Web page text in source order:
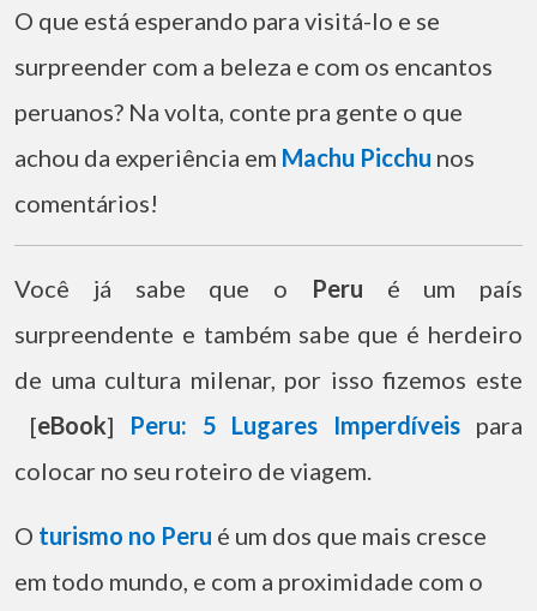
O que está esperando para visitá-lo e se
surpreender com a beleza e com os encantos
peruanos? Na volta, conte pra gente o que
achou da experiência em Machu Picchu nos
comentários!
Você já sabe que o Peru é um país
surpreendente e também sabe que é herdeiro
de uma cultura milenar, por isso fizemos este
[eBook] Peru: 5 Lugares Imperdíveis para
colocar no seu roteiro de viagem.
O turismo no Peru é um dos que mais cresce
em todo mundo, e com a proximidade com o